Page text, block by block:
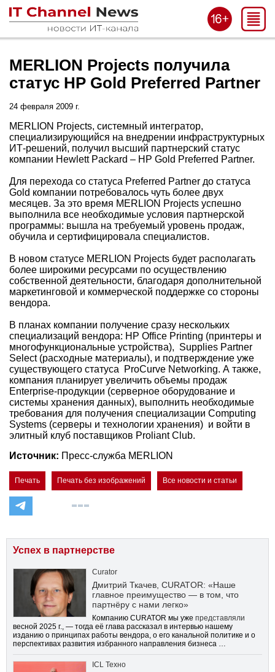
MERLION Projects получила
статус HP Gold Preferred Partner
24 февраля 2009 г.
MERLION Projects, системный интегратор,
специализирующийся на внедрении инфраструктурных
ИТ-решений, получил высший партнерский статус
компании Hewlett Packard – HP Gold Preferred Partner.
Для перехода со статуса Preferred Partner до статуса
Gold компании потребовалось чуть более двух
месяцев. За это время MERLION Projects успешно
выполнила все необходимые условия партнерской
программы: вышла на требуемый уровень продаж,
обучила и сертифицировала специалистов.
В новом статусе MERLION Projects будет располагать
более широкими ресурсами по осуществлению
собственной деятельности, благодаря дополнительной
маркетинговой и коммерческой поддержке со стороны
вендора.
В планах компании получение сразу нескольких
специализаций вендора: НР Office Printing (принтеры и
многофункциональные устройства), Supplies Partner
Select (расходные материалы), и подтверждение уже
существующего статуса ProCurve Networking. А также,
компания планирует увеличить объемы продаж
Enterprise-продукции (серверное оборудование и
системы хранения данных), выполнить необходимые
требования для получения специализации Computing
Systems (серверы и технологии хранения) и войти в
элитный клуб поставщиков Proliant Club.
Источник: Пресс-служба MERLION
Печать Печать без изображений Все новости и статьи
Успех в партнерстве
Curator
Дмитрий Ткачев, CURATOR: «Наше
главное преимущество — в том, что
партнёру с нами легко»
Компанию CURATOR мы уже представляли
весной 2025 г., — тогда её глава рассказал в интервью нашему
изданию о принципах работы вендора, о его канальной политике и о
перспективах развития избранного направления бизнеса …
ICL Техно